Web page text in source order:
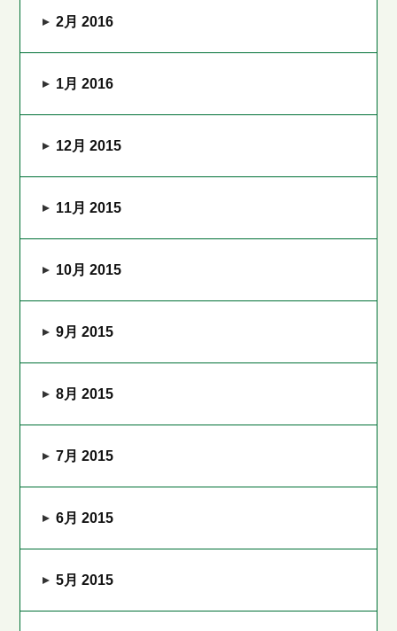
2月 2016
1月 2016
12月 2015
11月 2015
10月 2015
9月 2015
8月 2015
7月 2015
6月 2015
5月 2015